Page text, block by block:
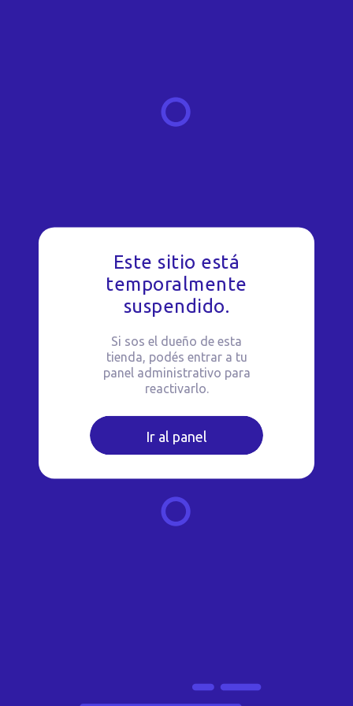
Este sitio está
temporalmente
suspendido.
Si sos el dueño de esta
tienda, podés entrar a tu
panel administrativo para
reactivarlo.
Ir al panel